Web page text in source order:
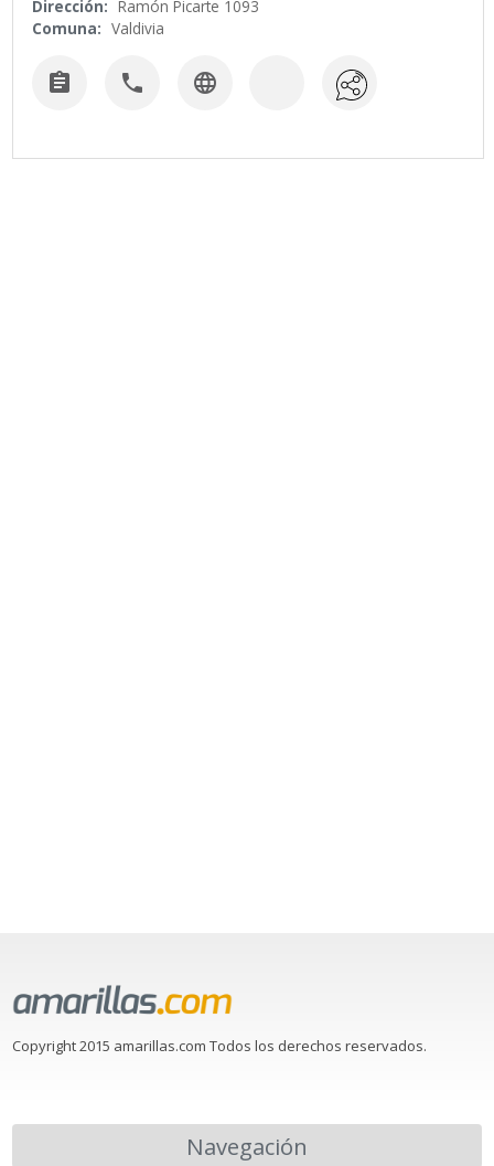
Dirección: Ramón Picarte 1093
Comuna: Valdivia
  
Copyright 2015 amarillas.com Todos los derechos reservados.
Navegación